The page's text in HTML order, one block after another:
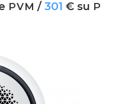
PVM /301 € su PVM